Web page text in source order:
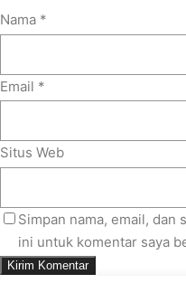
Nama *
Email *
Situs Web
Simpan nama, email, dan
ini untuk komentar saya